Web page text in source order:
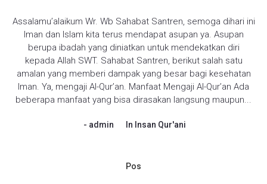
Assalamu’alaikum Wr. Wb Sahabat Santren, semoga dihari ini
Iman dan Islam kita terus mendapat asupan ya. Asupan
berupa ibadah yang diniatkan untuk mendekatkan diri
kepada Allah SWT. Sahabat Santren, berikut salah satu
amalan yang memberi dampak yang besar bagi kesehatan
Iman. Ya, mengaji Al-Qur’an. Manfaat Mengaji Al-Qur’an Ada
beberapa manfaat yang bisa dirasakan langsung maupun...
admin In Insan Qur'ani
Pos